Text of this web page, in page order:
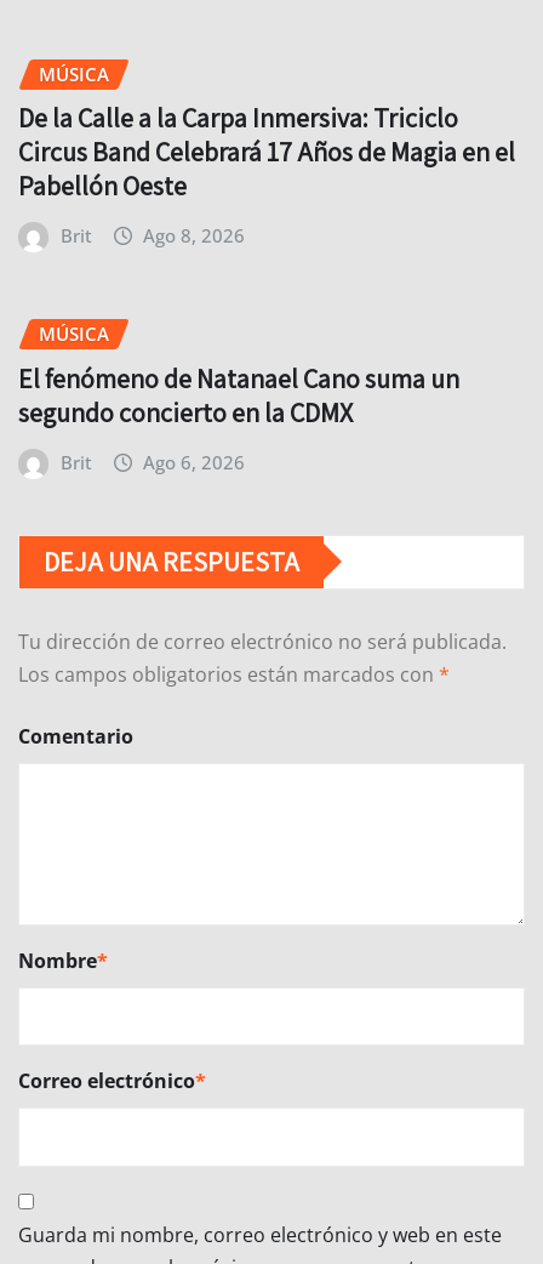
MÚSICA
De la Calle a la Carpa Inmersiva: Triciclo
Circus Band Celebrará 17 Años de Magia en el
Pabellón Oeste
Brit Ago 8, 2026
MÚSICA
El fenómeno de Natanael Cano suma un
segundo concierto en la CDMX
Brit Ago 6, 2026
DEJA UNA RESPUESTA
Tu dirección de correo electrónico no será publicada.
Los campos obligatorios están marcados con *
Comentario
Nombre*
Correo electrónico*
Guarda mi nombre, correo electrónico y web en este